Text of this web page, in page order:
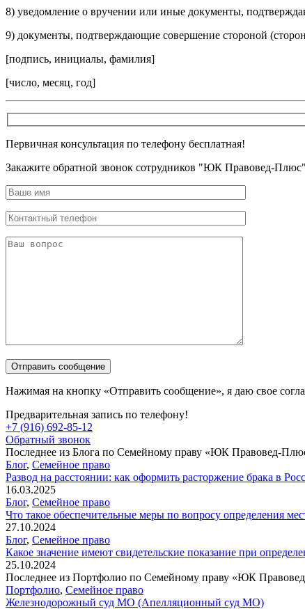
8) уведомление о вручении или иные документы,
9) документы, подтверждающие совершение стороной
[подпись, инициалы, фамилия]
[число, месяц, год]
Первичная консультация по телефону бесплатная!
Закажите обратной звонок сотрудников "ЮК Правовед-
Нажимая на кнопку «Отправить сообщение», я даю свое
Предварительная запись по телефону!
+7 (916) 692-85-12
Обратный звонок
Последнее из Блога по Семейному праву «ЮК Правовед-
Блог, Семейное право
Развод на расстоянии: как оформить расторжение брака в
16.03.2025
Блог, Семейное право
Что такое обеспечительные меры по вопросу определения
27.10.2024
Блог, Семейное право
Какое значение имеют свидетельские показание при
25.10.2024
Последнее из Портфолио по Семейному праву «ЮК
Портфолио, Семейное право
Железнодорожный суд МО (Апелляционный суд МО)